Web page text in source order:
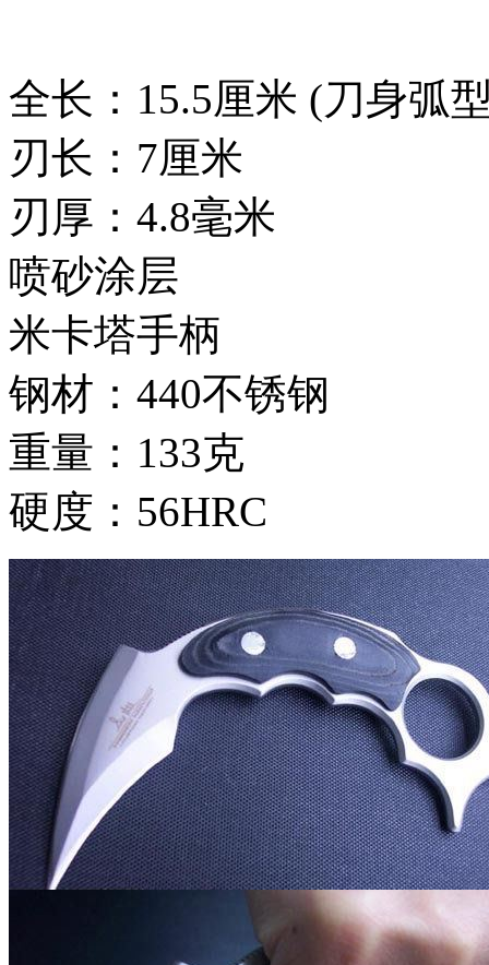
全长：15.5厘米 (刀身弧
刃长：7厘米
刃厚：4.8毫米
喷砂涂层
米卡塔手柄
钢材：440不锈钢
重量：133克
硬度：56HRC